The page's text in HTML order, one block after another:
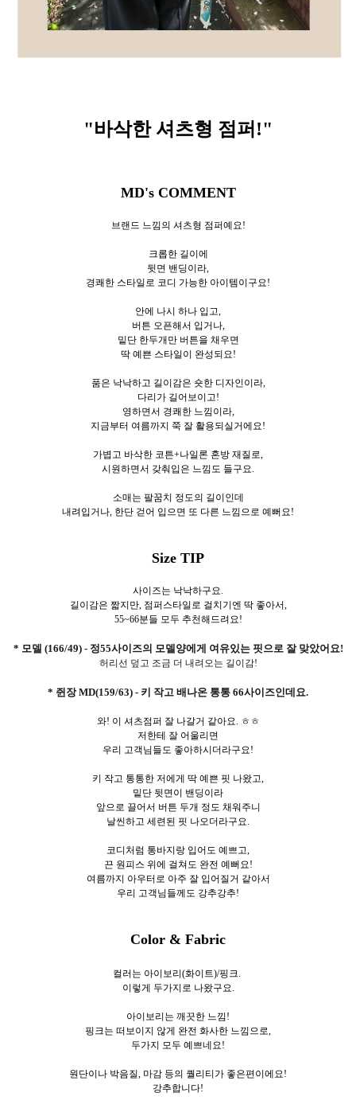
"바삭한 셔츠형 점퍼 !"
MD's COMMENT
브랜드 느낌의 셔츠형 점퍼예요!
크롭한 길이에
뒷면 밴딩이라,
경쾌한 스타일로 코디 가능한 아이템이구요!
안에 나시 하나 입고,
버튼 오픈해서 입거나,
밑단 한두개만 버튼을 채우면
딱 예쁜 스타일이 완성되요!
품은 낙낙하고 길이감은 숏한 디자인이라,
다리가 길어보이고!
영하면서 경쾌한 느낌이라,
지금부터 여름까지 쭉 잘 활용되실거에요!
가볍고 바삭한 코튼+나일론 혼방 재질로,
시원하면서 갖춰입은 느낌도 들구요.
소매는 팔꿈치 정도의 길이인데
내려입거나, 한단 걷어 입으면 또 다른 느낌으로 예뻐요!
Size TIP
사이즈는 낙낙하구요.
길이감은 짧지만, 점퍼스타일로 걸치기엔 딱 좋아서,
55~66분들 모두 추천해드려요!
* 모델 (166/49) - 정55사이즈의 모델양에게 여유있는 핏으로 잘 맞았어요!
허리선 덮고 조금 더 내려오는 길이감!
* 쥔장 MD(159/63) - 키 작고 배나온 통통 66사이즈인데요.
와! 이 셔츠점퍼 잘 나갈거 같아요. ㅎㅎ
저한테 잘 어울리면
우리 고객님들도 좋아하시더라구요!
키 작고 통통한 저에게 딱 예쁜 핏 나왔고,
밑단 뒷면이 밴딩이라
앞으로 끌어서 버튼 두개 정도 채워주니
날씬하고 세련된 핏 나오더라구요.
코디처럼 통바지랑 입어도 예쁘고,
끈 원피스 위에 걸쳐도 완전 예뻐요!
여름까지 아우터로 아주 잘 입어질거 같아서
우리 고객님들께도 강추강추!
Color & Fabric
컬러는 아이보리(화이트)/핑크.
이렇게 두가지로 나왔구요.
아이보리는 깨끗한 느낌!
핑크는 떠보이지 않게 완전 화사한 느낌으로,
두가지 모두 예쁘네요!
원단이나 박음질, 마감 등의 퀄리티가 좋은편이에요!
강추합니다!